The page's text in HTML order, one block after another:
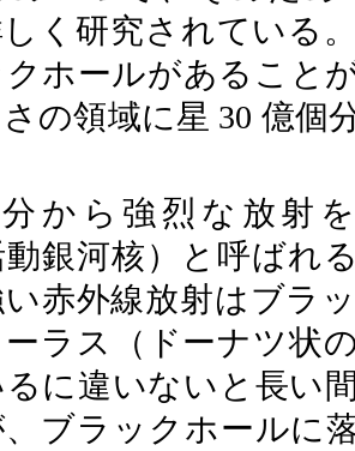
く研究されている
ホールがあること
の領域に星 30 億個
から強烈な放射
動銀河核）と呼ばれ
赤外線放射はブラ
ラス（ドーナツ状
に違いないと長い
ブラックホールに